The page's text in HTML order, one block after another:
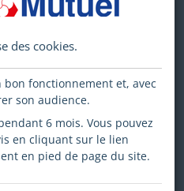
SOCIAL
, UN
DE VIE
descookies.
bon fonctionnement et, avec
son audience.
6 mois. Vous pouvez
en cliquant sur le lien
en pied de page du site.